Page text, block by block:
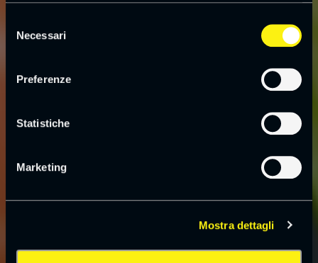
delNecessari
Preferenze
Statistiche
Marketing
Mostra dettagli